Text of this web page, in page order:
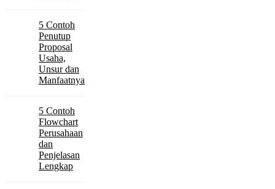
5 Contoh
Penutup
Proposal
Usaha,
Unsur dan
Manfaatnya
5 Contoh
Flowchart
Perusahaan
dan
Penjelasan
Lengkap